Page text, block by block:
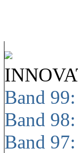
Band
Band
Band 97: